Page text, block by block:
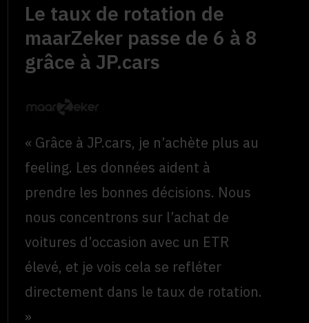
Le taux de rotation de
maarZeker passe de 6 à 8
grâce à JP.cars
« Grâce à JP.cars, je n’achète plus au
feeling. Les données aident à
prendre les bonnes décisions. Nous
nous concentrons sur l’achat de
voitures d’occasion avec un ETR
élevé, et je vois cela se refléter
directement dans le taux de rotation.
»